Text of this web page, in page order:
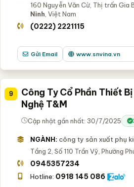
160 Nguyễn Văn Cừ, Thị trấn Gia
Ninh , Việt Nam
(0222) 2221115
Gửi Email www.snvina.vn
9
Công Ty Cổ Phần Thiết
Nghệ T&M
Cập nhật gần nhất: 30/7/2025
NGÀNH: công ty sản xuất phụ
Tầng 2, Số 110 Trần Vỹ, Phường
0945357234
Hotline: 0918 145 086